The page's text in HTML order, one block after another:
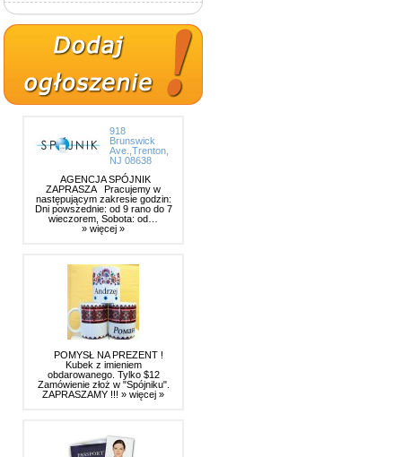
918
Brunswick
Ave.,Trenton,
NJ 08638
AGENCJA SPÓJNIK
ZAPRASZA Pracujemy w
następującym zakresie godzin:
Dni powszednie: od 9 rano do 7
wieczorem, Sobota: od…
» więcej »
POMYSŁ NA PREZENT !
Kubek z imieniem
obdarowanego. Tylko $12
Zamówienie złoż w "Spójniku".
ZAPRASZAMY !!! » więcej »